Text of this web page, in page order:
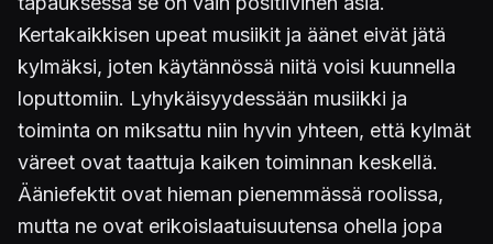
Kertakaikkisen upeat musiikit ja äänet eivät jätä
kylmäksi, joten käytännössä niitä voisi kuunnella
loputtomiin. Lyhykäisyydessään musiikki ja
toiminta on miksattu niin hyvin yhteen, että kylmät
väreet ovat taattuja kaiken toiminnan keskellä.
Ääniefektit ovat hieman pienemmässä roolissa,
mutta ne ovat erikoislaatuisuutensa ohella jopa